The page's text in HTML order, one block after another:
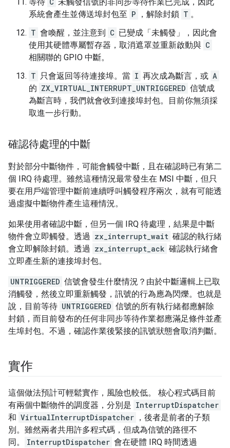
系統會產生並傳送埠封包至 P ，解除封鎖 T 。
T 會喚醒，並注意到 C 已變成「未觸發」，因此會
使用其硬體專屬暫存器，取消遮罩並重新啟動與 C
相關聯的 GPIO 中斷。
T 只會返回等待連接埠。當 I 再次成為斷言，或 A
的 ZX_VIRTUAL_INTERRUPT_UNTRIGGERED 信號成
為斷言時，我們就會收到連接埠封包。目前你無須採
取進一步行動。
確認待處理的中斷
對於部分中斷物件，可能會觸發中斷，且在確認時已有第二
個 IRQ 待處理。雖然這種情況最常發生在 MSI 中斷，但只
要在用戶端管理中斷前連續呼叫觸發程序兩次，就有可能透
過虛擬中斷物件產生這種情況。
如果使用者確認中斷，但另一個 IRQ 待處理，結果是中斷
物件會立即觸發。透過 zx_interrupt_wait 確認的執行緒
會立即解除封鎖。透過 zx_interrupt_ack 確認執行緒會
立即產生新的連接埠封包。
UNTRIGGERED 信號會發生什麼情況？由於中斷邏輯上已取
消觸發，然後立即重新觸發，訊號的行為應為閃爍。也就是
說，目前等待 UNTRIGGERED 信號的所有執行緒都應解除
封鎖，而目前發布的任何非同步等待作業都應滿足條件並產
生埠封包。不過，確認作業後緊接的訊號狀態會取消判斷。
實作
這個做法預計可輕鬆實作，風險也較低。 核心程式碼目前
有兩個中斷物件的調度器，分別是 InterruptDispatcher
和 VirtualInterruptDispatcher ，後者是前者的子類
別。雖然兩者共用許多程式碼，但成為信號的路徑不
同。
InterruptDispatcher 會在硬體 IRQ 時間透過